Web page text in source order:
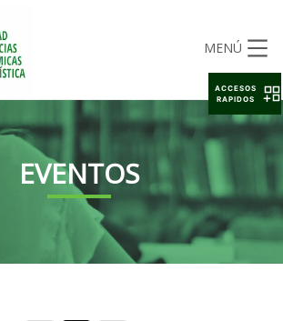
MENÚ
EVENTOS
ACCESOS
RAPIDOS